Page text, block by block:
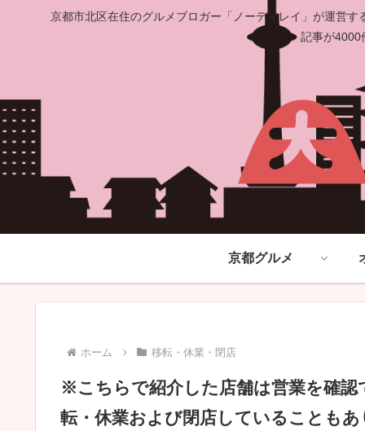
京都市北区在住のグルメブロガー「ノーディレイ」が運営
記事が4000
京都グルメ
ホーム 移転・休業・閉店
※こちらで紹介した店舗は営業を確
転・休業および閉店していることも